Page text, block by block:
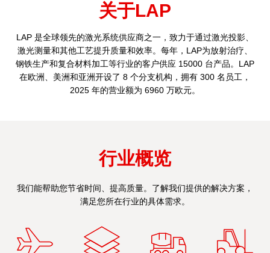
关于LAP
LAP 是全球领先的激光系统供应商之一，致力于通过激光投影、
激光测量和其他工艺提升质量和效率。每年，LAP为放射治疗、
钢铁生产和复合材料加工等行业的客户供应 15000 台产品。LAP
在欧洲、美洲和亚洲开设了 8 个分支机构，拥有 300 名员工，
2025 年的营业额为 6960 万欧元。
行业概览
我们能帮助您节省时间、提高质量。了解我们提供的解决方案，
满足您所在行业的具体需求。